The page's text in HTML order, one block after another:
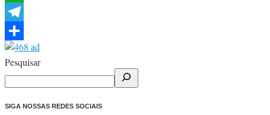
WhatsApp
Telegram
Share
Pesquisar
SIGA NOSSAS REDES SOCIAIS